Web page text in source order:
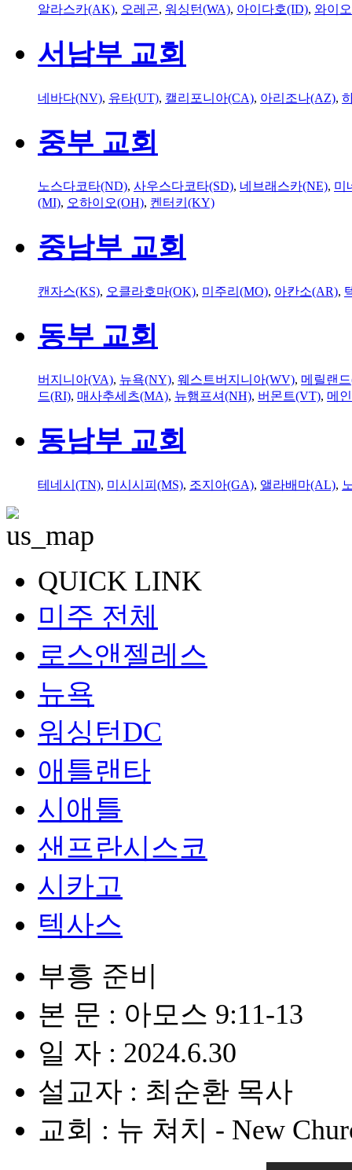
알라스카(AK), 오레곤, 워싱턴(WA), 아이다호(ID), 와이
서남부 교회
네바다(NV), 유타(UT), 캘리포니아(CA), 아리조나(AZ),
중부 교회
노스다코타(ND), 사우스다코타(SD), 네브래스카(NE), 미
(MI), 오하이오(OH), 켄터키(KY)
중남부 교회
캔자스(KS), 오클라호마(OK), 미주리(MO), 아칸소(AR),
동부 교회
버지니아(VA), 뉴욕(NY), 웨스트버지니아(WV), 메릴랜
드(RI), 매사추세츠(MA), 뉴햄프셔(NH), 버몬트(VT), 메
동남부 교회
테네시(TN), 미시시피(MS), 조지아(GA), 앨라배마(AL),
QUICK LINK
미주 전체
로스앤젤레스
뉴욕
워싱턴DC
애틀랜타
시애틀
샌프란시스코
시카고
텍사스
부흥 준비
본 문 : 아모스 9:11-13
일 자 : 2024.6.30
설교자 : 최순환 목사
교회 : 뉴 쳐치 - New